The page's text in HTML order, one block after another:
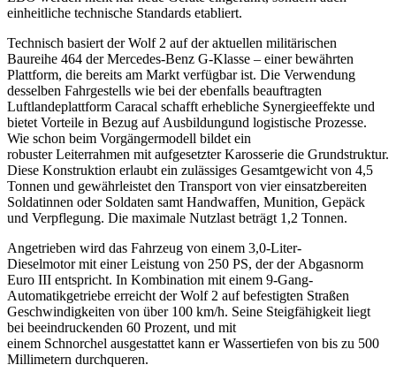
einheitliche technische Standards etabliert.
Technisch basiert der Wolf 2 auf der aktuellen militärischen
Baureihe 464 der Mercedes-Benz G-Klasse – einer bewährten
Plattform, die bereits am Markt verfügbar ist. Die Verwendung
desselben Fahrgestells wie bei der ebenfalls beauftragten
Luftlandeplattform Caracal schafft erhebliche Synergieeffekte und
bietet Vorteile in Bezug auf Ausbildungund logistische Prozesse.
Wie schon beim Vorgängermodell bildet ein
robuster Leiterrahmen mit aufgesetzter Karosserie die Grundstruktur.
Diese Konstruktion erlaubt ein zulässiges Gesamtgewicht von 4,5
Tonnen und gewährleistet den Transport von vier einsatzbereiten
Soldatinnen oder Soldaten samt Handwaffen, Munition, Gepäck
und Verpflegung. Die maximale Nutzlast beträgt 1,2 Tonnen.
Angetrieben wird das Fahrzeug von einem 3,0-Liter-
Dieselmotor mit einer Leistung von 250 PS, der der Abgasnorm
Euro III entspricht. In Kombination mit einem 9-Gang-
Automatikgetriebe erreicht der Wolf 2 auf befestigten Straßen
Geschwindigkeiten von über 100 km/h. Seine Steigfähigkeit liegt
bei beeindruckenden 60 Prozent, und mit
einem Schnorchel ausgestattet kann er Wassertiefen von bis zu 500
Millimetern durchqueren.